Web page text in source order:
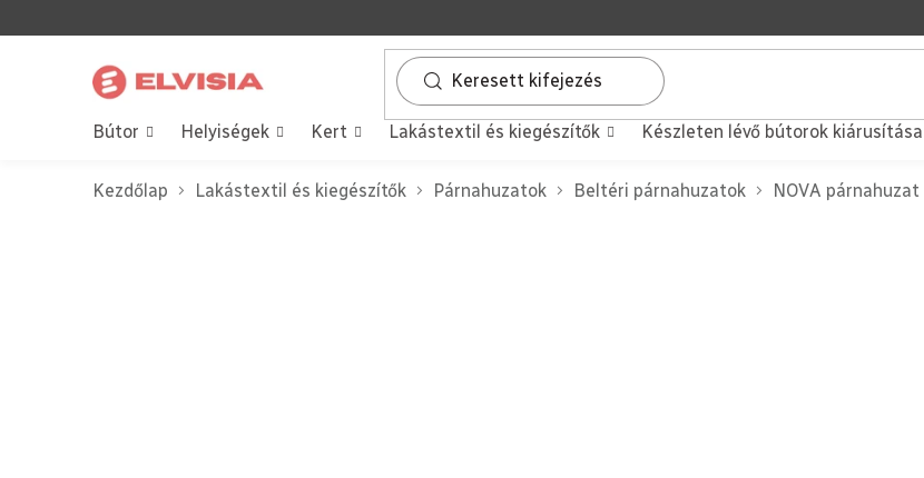
a
tartalomhoz
Bútor Helyiségek Kert Lakástextil és kiegészítők Készleten lévő bútorok kiárusítása
Kezdőlap Lakástextil és kiegészítők Párnahuzatok Beltéri párnahuzatok NOVA